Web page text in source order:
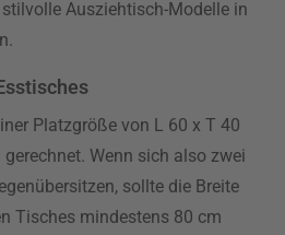
Ausziehtisch-Modelle in
Platzgröße von L 60 x T 40
Wenn sich also zwei
sollte die Breite
Tisches mindestens 80 cm